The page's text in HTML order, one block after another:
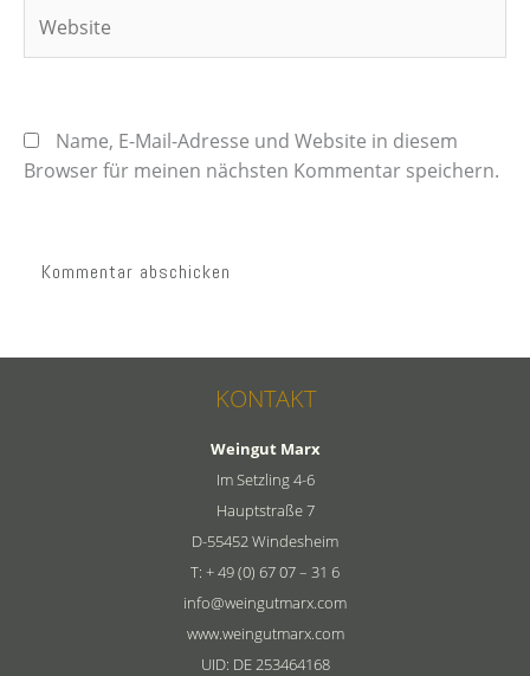
Name, E-Mail-Adresse und Website in diesem
Browser für meinen nächsten Kommentar speichern.
KONTAKT
Weingut Marx
Im Setzling 4-6
Hauptstraße 7
D-55452 Windesheim
T: + 49 (0) 67 07 – 31 6
info@weingutmarx.com
www.weingutmarx.com
UID: DE 253464168